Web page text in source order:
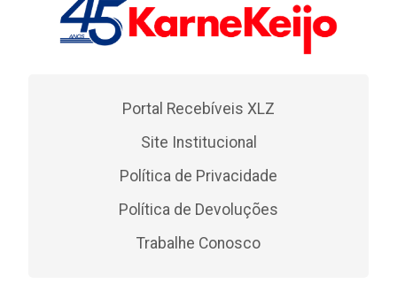
Portal Recebíveis XLZ
Site Institucional
Política de Privacidade
Política de Devoluções
Trabalhe Conosco